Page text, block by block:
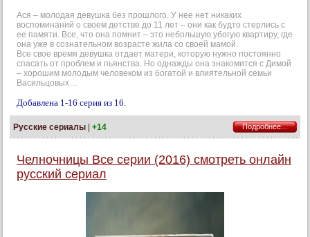
Ася – молодая девушка без прошлого. У нее нет никаких
воспоминаний о своем детстве до 11 лет – они как будто стерлись с
ее памяти. Все, что она помнит – это небольшую убогую квартиру, где
она уже в сознательном возрасте жила со своей мамой.
Все свое время девушка отдает матери, которую нужно постоянно
спасать от проблем и пьянства. Но однажды она знакомится с Димой
– хорошим молодым человеком из богатой и влиятельной семьи
Васильцовых…
Добавлена 1-16 серия из 16.
Русские сериалы | +14 Подробнее...
Челночницы Все серии (2016) смотреть онлайн
русский сериал